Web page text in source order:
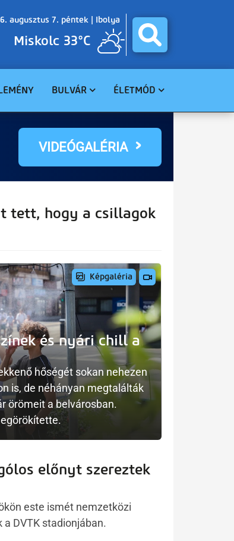
augusztus 7. péntek | Ibolya
Miskolc 33°C
BULVÁR
HAVARIA
ÉLETMÓD
EGYHÁZ
KÖRNYEZET
VIDEÓGALÉRIA
tett, hogy a csillagok
és nyári chill a
hőségét sokan nehezen
is, de néhányan megtalálták
örömeit a belvárosban.
előnyt szereztek
este ismét nemzetközi
DVTK stadionjában.